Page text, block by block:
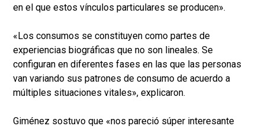
en el que estos vínculos particulares se producen».
«Los consumos se constituyen como partes de
experiencias biográficas que no son lineales. Se
configuran en diferentes fases en las que las personas
van variando sus patrones de consumo de acuerdo a
múltiples situaciones vitales», explicaron.
Giménez sostuvo que «nos pareció súper interesante